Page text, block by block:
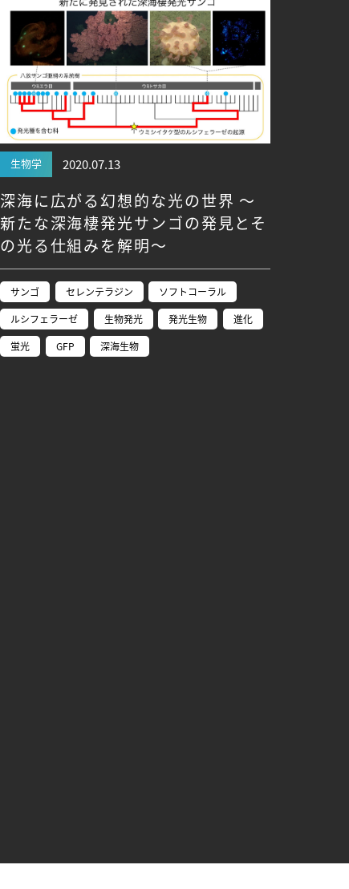
生物学 2020.07.13
深海に広がる幻想的な光の世界 〜
新たな深海棲発光サンゴの発見とそ
の光る仕組みを解明〜
サンゴ セレンテラジン
ソフトコーラル
ルシフェラーゼ
生物発光 発光生物
進化
蛍光
GFP 深海生物